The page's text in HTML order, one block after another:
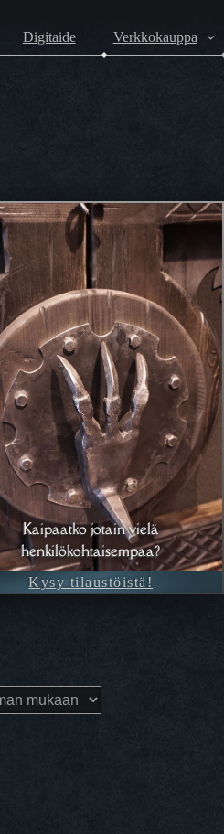
Digitaide Verkkokauppa
Kaipaatko jotain vielä
henkilökohtaisempaa?
Kysy tilaustöistä!